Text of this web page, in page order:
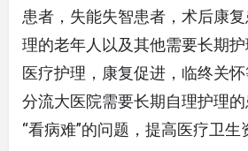
患者，失能失智患者，术后康
理的老年人以及其他需要长期
医疗护理，康复促进，临终关
分流大医院需要长期自理护理
“看病难”的问题，提高医疗卫生